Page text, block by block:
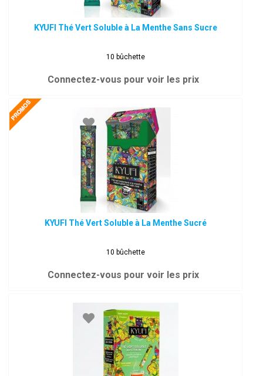
KYUFI Thé Vert Soluble à La Menthe Sans Sucre
10 bûchette
Connectez-vous pour voir les prix
KYUFI Thé Vert Soluble à La Menthe Sucré
10 bûchette
Connectez-vous pour voir les prix